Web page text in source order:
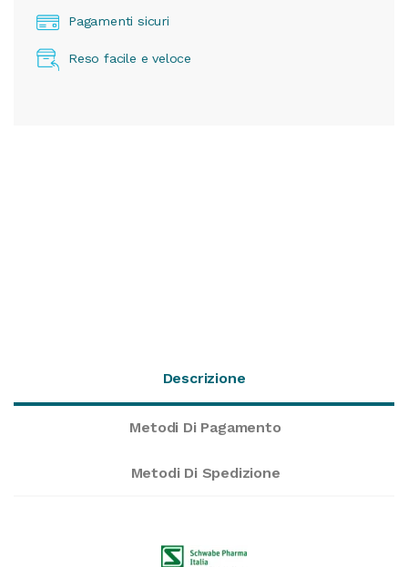
Pagamenti sicuri
Reso facile e veloce
Descrizione
Metodi Di Pagamento
Metodi Di Spedizione